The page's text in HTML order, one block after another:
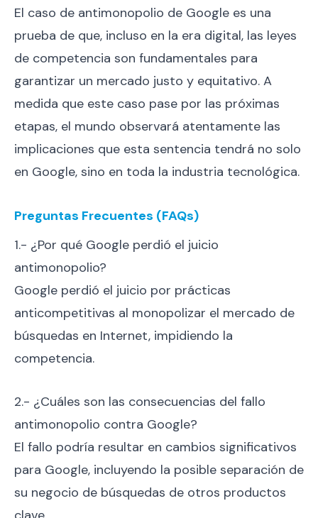
El caso de antimonopolio de Google es una
prueba de que, incluso en la era digital, las leyes
de competencia son fundamentales para
garantizar un mercado justo y equitativo. A
medida que este caso pase por las próximas
etapas, el mundo observará atentamente las
implicaciones que esta sentencia tendrá no solo
en Google, sino en toda la industria tecnológica.
Preguntas Frecuentes (FAQs)
1.- ¿Por qué Google perdió el juicio
antimonopolio?
Google perdió el juicio por prácticas
anticompetitivas al monopolizar el mercado de
búsquedas en Internet, impidiendo la
competencia.
2.- ¿Cuáles son las consecuencias del fallo
antimonopolio contra Google?
El fallo podría resultar en cambios significativos
para Google, incluyendo la posible separación de
su negocio de búsquedas de otros productos